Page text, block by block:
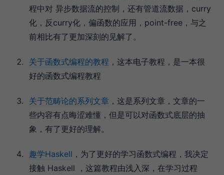
程中对 异步数据流的控制，还有管道流数据，curry
化，反curry化，偏函数的应用，point-free，与之
前相比有了更加深刻的见解了。
关于函数式编程的教程 ，这本电子教程，是一本很
好的函数式编程教程
关于范畴论的系列文章 ，这是系列文章，文章的一
些内容有点晦涩难懂，但是可以对函数式底层的抽
象，有了更好的理解。
趣学Haskell ，为了更好的学习函数式编程，我决定
接触 Haskell ，这篇教程由浅入深，在学习过程